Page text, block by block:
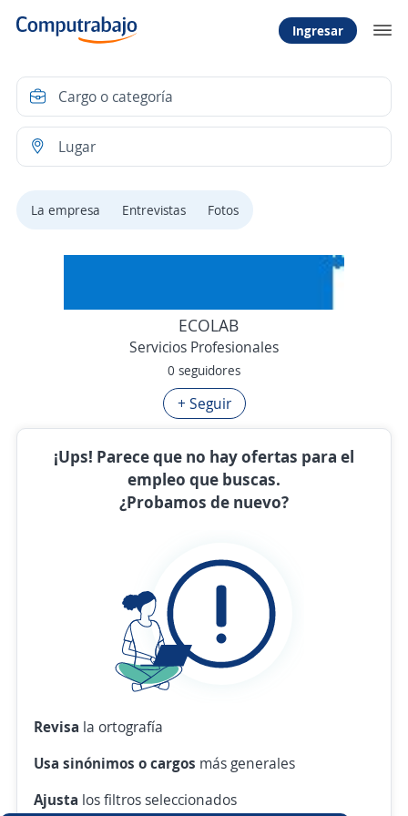
Ingresar
La empresa Entrevistas Fotos
ECOLAB
Servicios Profesionales
0 seguidores
+ Seguir
¡Ups! Parece que no hay ofertas para el
empleo que buscas.
¿Probamos de nuevo?
Revisa la ortografía
Usa sinónimos o cargos más generales
Ajusta los filtros seleccionados